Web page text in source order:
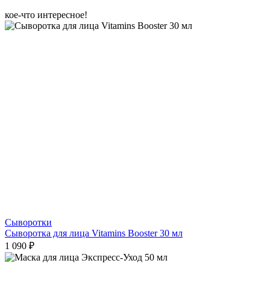
кое-что интересное!
Сыворотки
Сыворотка для лица Vitamins Booster 30 мл
1 090 ₽